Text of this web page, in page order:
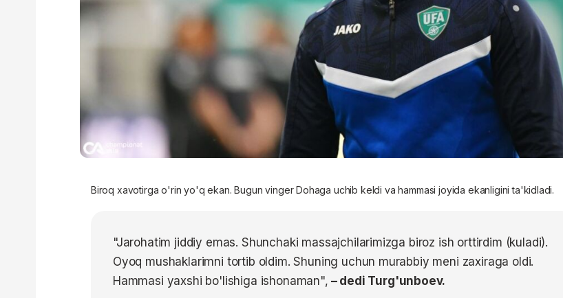
Biroq xavotirga o'rin yo'q ekan. Bugun vinger Dohaga uchib keldi va hammasi joyida ekanligini ta'kidladi.
"Jarohatim jiddiy emas. Shunchaki massajchilarimizga biroz ish orttirdim (kuladi).
Oyoq mushaklarimni tortib oldim. Shuning uchun murabbiy meni zaxiraga oldi.
Hammasi yaxshi bo'lishiga ishonaman", – dedi Turg'unboev.